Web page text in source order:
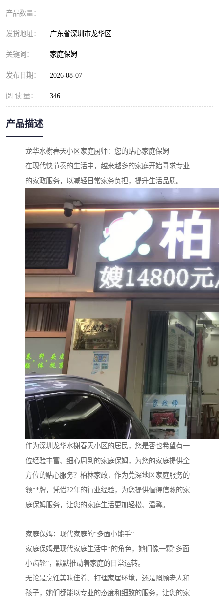
产品数量：
发货地址： 广东省深圳市龙华区
关键词： 家庭保姆
发布日期： 2026-08-07
阅 读 量： 346
产品描述
龙华水榭春天小区家庭厨师：您的贴心家庭保姆
在现代快节奏的生活中，越来越多的家庭开始寻求专业
的家政服务，以减轻日常家务负担，提升生活品质。
作为深圳龙华水榭春天小区的居民，您是否也希望有一
位经验丰富、细心周到的家庭保姆，为您的家庭提供全
方位的贴心服务？柏林家政，作为莞深地区家庭服务的
领**牌，凭借22年的行业经验，为您提供值得信赖的家
庭保姆服务，让您的家庭生活更加轻松、温馨。
家庭保姆：现代家庭的“多面小能手”
家庭保姆是现代家庭生活中*的角色，她们像一颗“多面
小齿轮”，默默推动着家庭的日常运转。
无论是烹饪美味佳肴、打理家居环境，还是照顾老人和
孩子，她们都能以专业的态度和细致的服务，让您的家